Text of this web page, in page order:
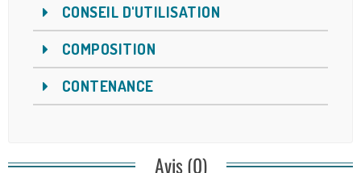
CONSEIL D'UTILISATION
COMPOSITION
CONTENANCE
Avis (0)